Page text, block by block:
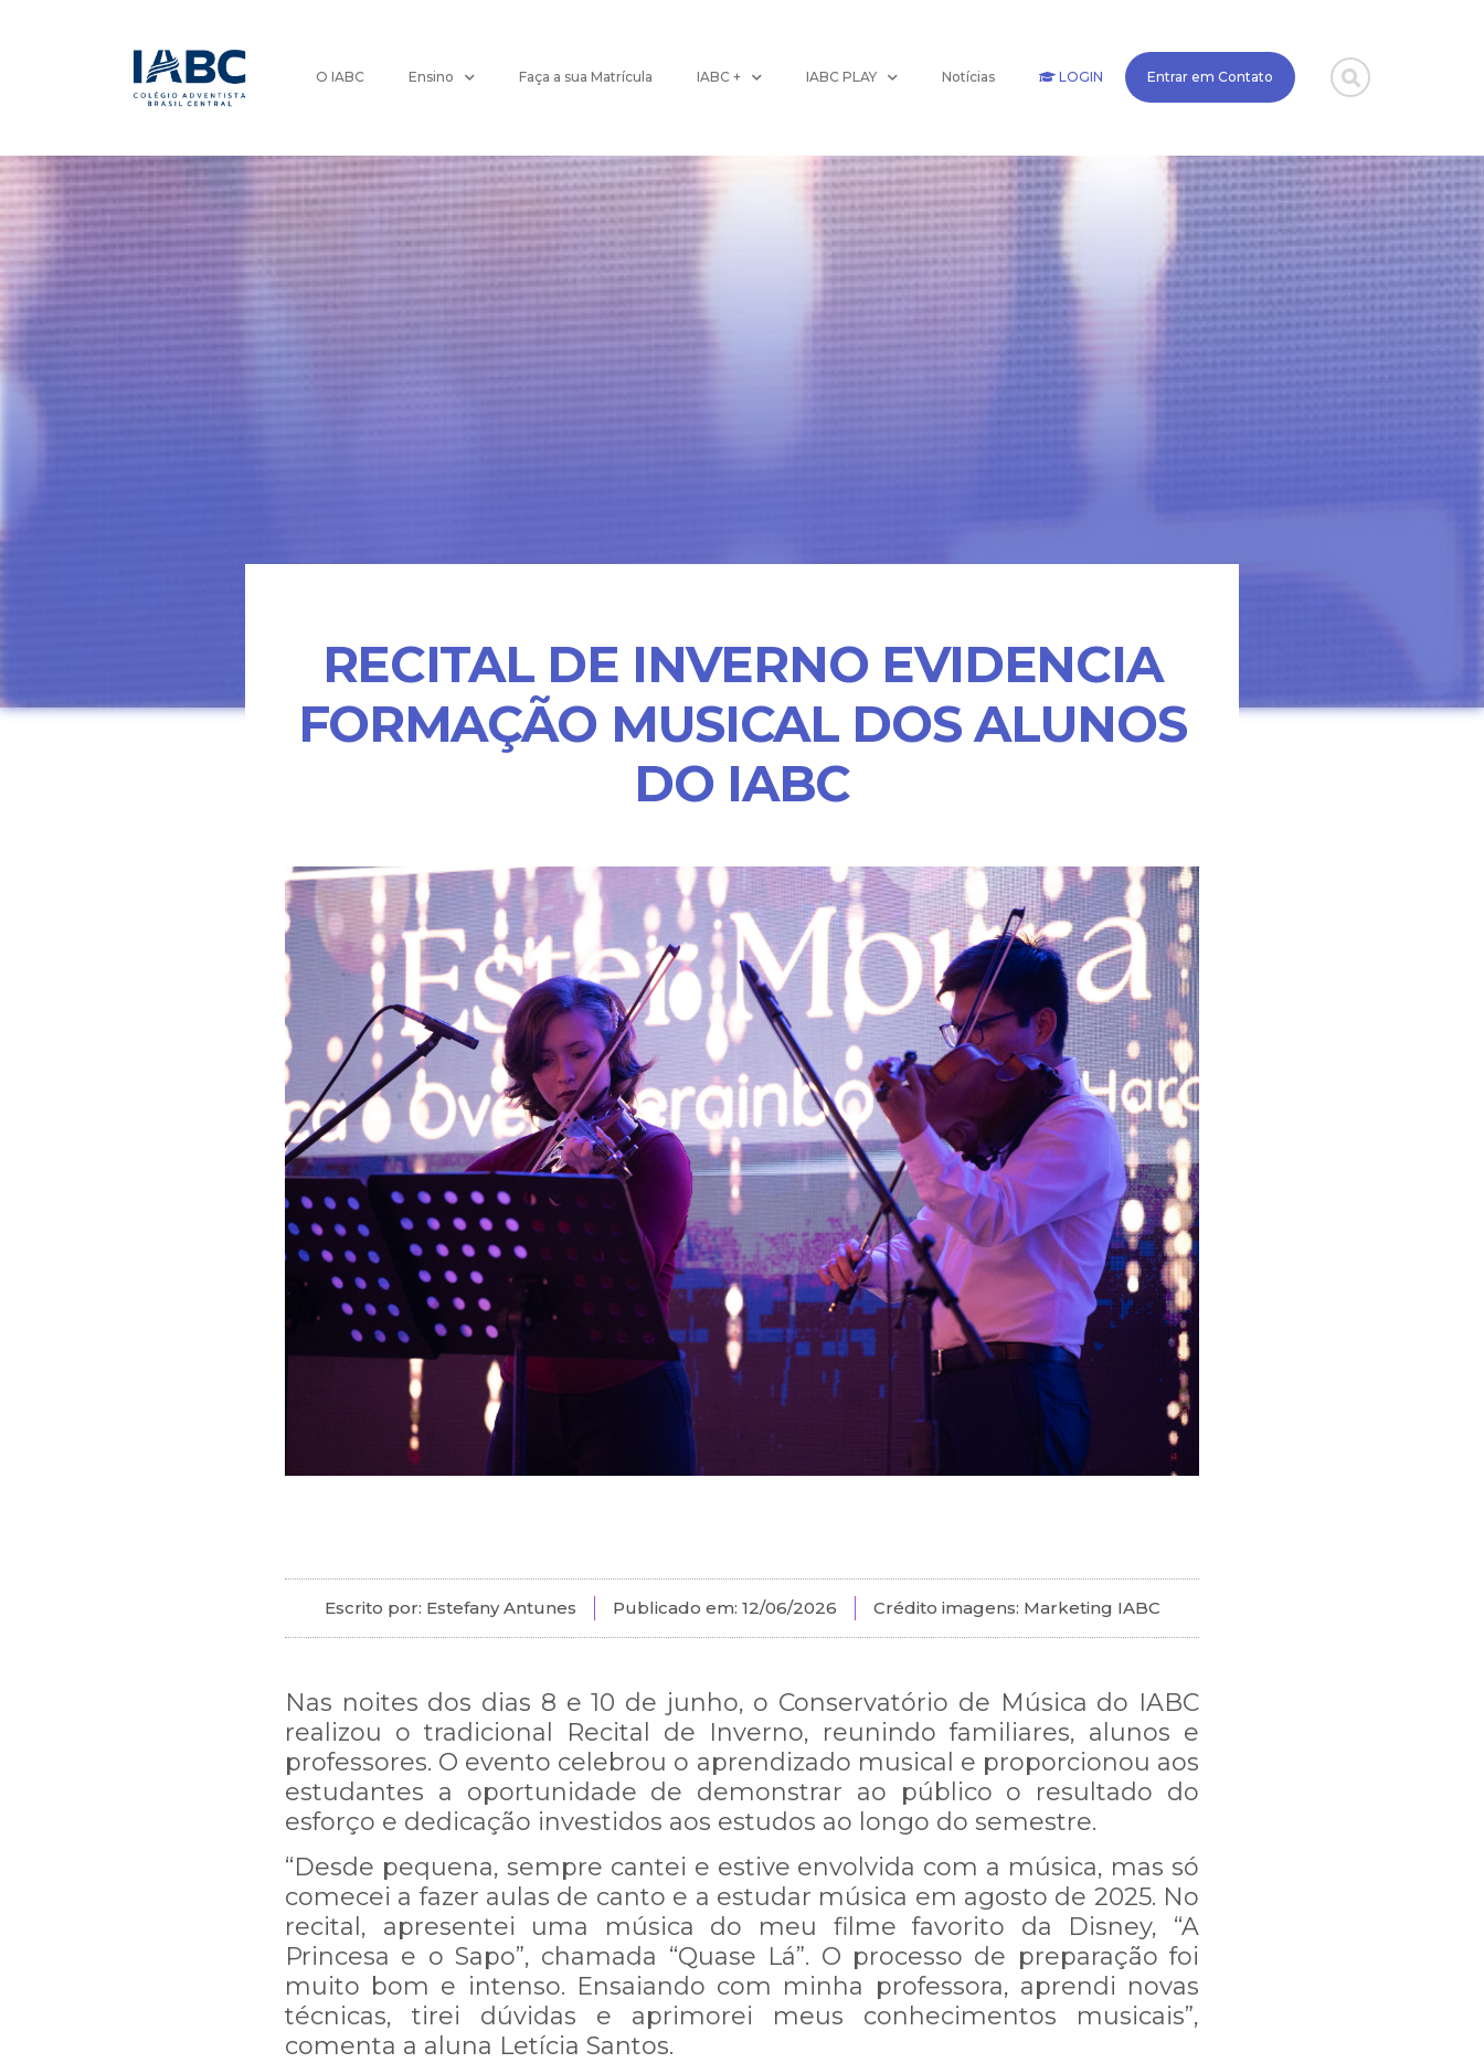
O IABC Ensino Faça a sua Matrícula IABC + IABC PLAY Notícias LOGIN Entrar em Contato
RECITAL DE INVERNO EVIDENCIA
FORMAÇÃO MUSICAL DOS ALUNOS
DO IABC
Escrito por: Estefany Antunes Publicado em: 12/06/2026 Crédito imagens: Marketing IABC
Nas noites dos dias 8 e 10 de junho, o Conservatório de Música do IABC
realizou o tradicional Recital de Inverno, reunindo familiares, alunos e
professores. O evento celebrou o aprendizado musical e proporcionou aos
estudantes a oportunidade de demonstrar ao público o resultado do
esforço e dedicação investidos aos estudos ao longo do semestre.
“Desde pequena, sempre cantei e estive envolvida com a música, mas só
comecei a fazer aulas de canto e a estudar música em agosto de 2025. No
recital, apresentei uma música do meu filme favorito da Disney, “A
Princesa e o Sapo”, chamada “Quase Lá”. O processo de preparação foi
muito bom e intenso. Ensaiando com minha professora, aprendi novas
técnicas, tirei dúvidas e aprimorei meus conhecimentos musicais”,
comenta a aluna Letícia Santos.